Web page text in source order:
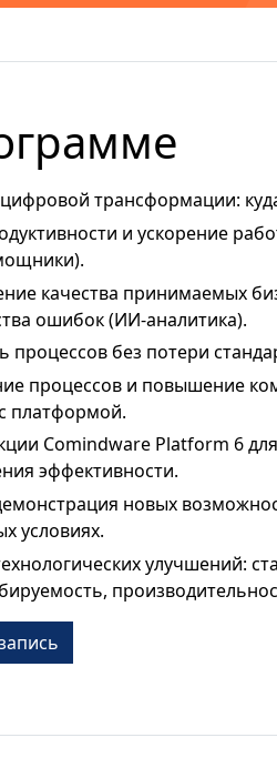
трансформации:
и ускорение
качества принимаемых
ошибок (ИИ-аналитика).
процессов без потери
процессов и повышение
платформой.
Comindware Platform 6
эффективности.
новых
условиях.
улучшений: